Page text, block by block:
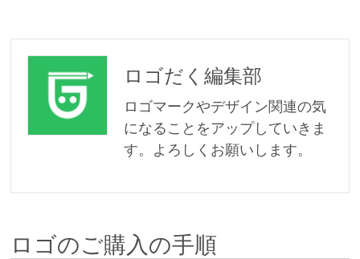
ロゴだく編集部
ロゴマークやデザイン関連の気
になることをアップしていきま
す。よろしくお願いします。
ロゴのご購入の手順